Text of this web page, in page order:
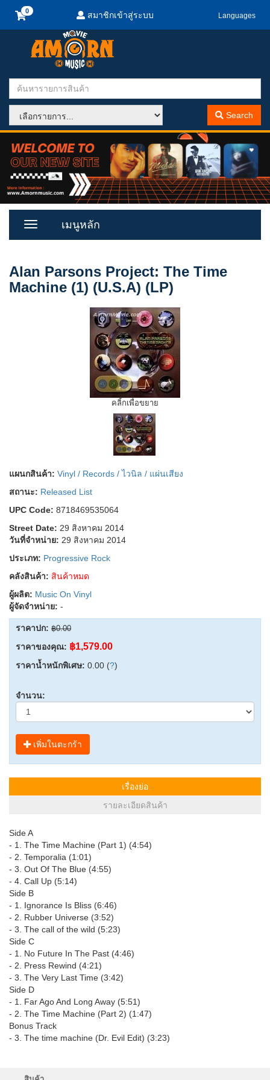
สมาชิกเข้าสู่ระบบ Languages
Search
Toggle
เมนูหลัก
Alan Parsons Project: The Time
Machine (1) (U.S.A) (LP)
คลิ้กเพื่อขยาย
แผนกสินค้า: Vinyl / Records / ไวนิล / แผ่นเสียง
สถานะ: Released List
UPC Code: 8718469535064
Street Date: 29 สิงหาคม 2014
วันที่จำหน่าย: 29 สิงหาคม 2014
ประเภท: Progressive Rock
คลังสินค้า: สินค้าหมด
ผู้ผลิต: Music On Vinyl
ผู้จัดจำหน่าย: -
ราคาปก: ฿0.00
ราคาของคุณ: ฿1,579.00
ราคาน้ำหนักพิเศษ: 0.00 (?)
จำนวน:
เพิ่มในตะกร้า
เรื่องย่อ
รายละเอียดสินค้า
Side A
- 1. The Time Machine (Part 1) (4:54)
- 2. Temporalia (1:01)
- 3. Out Of The Blue (4:55)
- 4. Call Up (5:14)
Side B
- 1. Ignorance Is Bliss (6:46)
- 2. Rubber Universe (3:52)
- 3. The call of the wild (5:23)
Side C
- 1. No Future In The Past (4:46)
- 2. Press Rewind (4:21)
- 3. The Very Last Time (3:42)
Side D
- 1. Far Ago And Long Away (5:51)
- 2. The Time Machine (Part 2) (1:47)
Bonus Track
- 3. The time machine (Dr. Evil Edit) (3:23)